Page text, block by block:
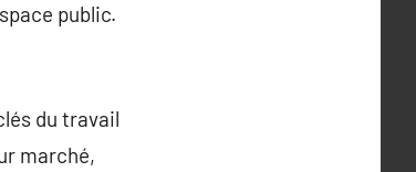
public.
du travail
marché,